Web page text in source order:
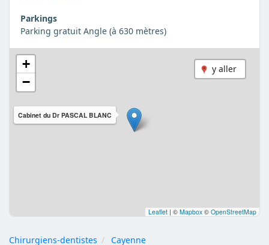
Parkings
Parking gratuit Angle (à 630 mètres)
y aller
Cabinet du Dr PASCAL BLANC
+
−
Leaflet | © Mapbox © OpenStreetMap
Chirurgiens-dentistes Cayenne